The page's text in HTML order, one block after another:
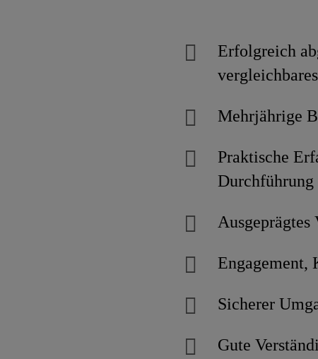
Erfolgreich
Mehrjährige
Praktische
Durchführung
Engagement,
Sicherer
Gute